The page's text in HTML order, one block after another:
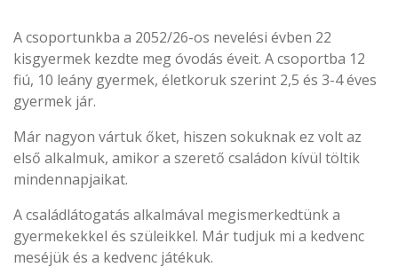
Acsoportunkba a 2052/26-os nevelési évben 22
kisgyermek kezdte meg óvodás éveit. A csoportba 12
fiú, 10 leány gyermek, életkoruk szerint 2,5 és 3-4 éves
gyermek jár.
Már nagyon vártuk őket, hiszen sokuknak ez volt az
első alkalmuk, amikor a szerető családon kívül töltik
mindennapjaikat.
A családlátogatás alkalmával megismerkedtünk a
gyermekekkel és szüleikkel. Már tudjuk mi a kedvenc
meséjük és a kedvenc játékuk.